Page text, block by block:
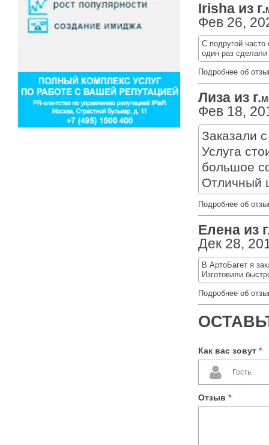
Irisha из г.
Фев 26,
С подругой
один раз сделали
Подробнее об
Лиза из г.
Фев 18,
Заказали
Услуга
большое
Отличный
Подробнее об
Елена из
Дек 28,
В АртоБагет я
Изготовили
Подробнее об
Как вас зовут *
Отзыв *